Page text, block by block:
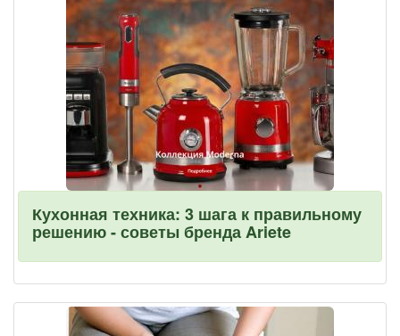
Кухонная техника: 3 шага к правильному
решению - советы бренда Ariete